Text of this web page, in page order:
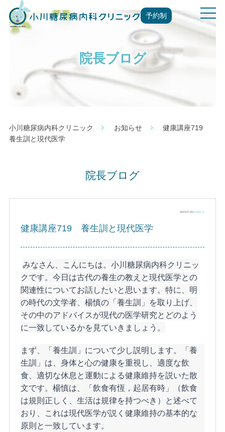
予約制
t
o
g
院長ブログ
小川糖尿病内科クリニック お知らせ
健康講座719
養生訓と現代医学
院長ブログ
2023.07.24 |お知らせ
健康講座719 養生訓と現代医学
みなさん、こんにちは。小川糖尿病内科クリニッ
クです。今日は古代の養生の教えと現代医学との
関連性についてお話したいと思います。特に、明
の時代の文学者、楊慎の「養生訓」を取り上げ、
その中のアドバイスが現代の医学研究とどのよう
に一致しているかを見ていきましょう。
まず、「養生訓」について少し説明します。「養
生訓」は、身体と心の健康を重視し、適度な飲
食、適切な休息と運動による健康維持を説いた散
文です。楊慎は、「飲食有恆，起居有時」（飲食
は規則正しく、生活は規律を持つべき）と述べて
おり、これは現代医学が説く健康維持の基本的な
原則と一致しています。